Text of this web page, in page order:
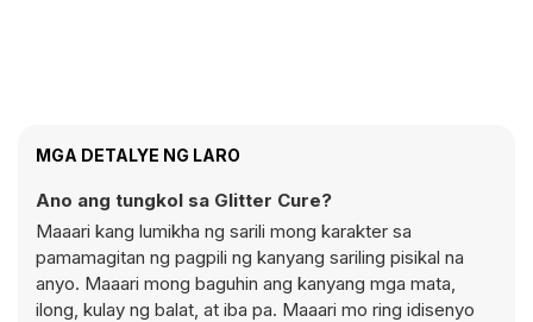
MGA DETALYE NG LARO
Ano ang tungkol sa Glitter Cure?
Maaari kang lumikha ng sarili mong karakter sa
pamamagitan ng pagpili ng kanyang sariling pisikal na
anyo. Maaari mong baguhin ang kanyang mga mata,
ilong, kulay ng balat, at iba pa. Maaari mo ring idisenyo